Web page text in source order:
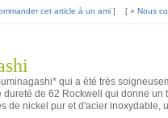
cet article à un ami] [ » Nous
qui a été très
de 62 Rockwell qui donne un
de nickel pur et d'acier inoxydable,